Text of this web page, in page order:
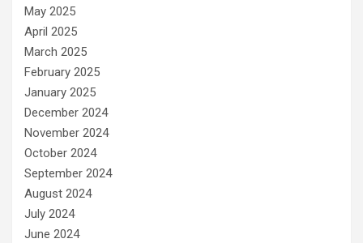
May 2025
April 2025
March 2025
February 2025
January 2025
December 2024
November 2024
October 2024
September 2024
August 2024
July 2024
June 2024